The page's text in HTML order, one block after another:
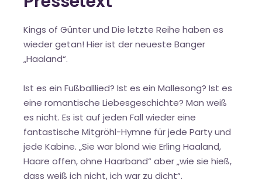
Kings of Günter und Die letzte Reihe haben es
wieder getan! Hier ist der neueste Banger
„Haaland“.
Ist es ein Fußballlied? Ist es ein Mallesong? Ist es
eine romantische Liebesgeschichte? Man weiß
es nicht. Es ist auf jeden Fall wieder eine
fantastische Mitgröhl-Hymne für jede Party und
jede Kabine. „Sie war blond wie Erling Haaland,
Haare offen, ohne Haarband“ aber „wie sie hieß,
dass weiß ich nicht, ich war zu dicht“.